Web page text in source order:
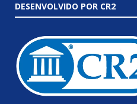
DESENVOLVIDO POR CR2